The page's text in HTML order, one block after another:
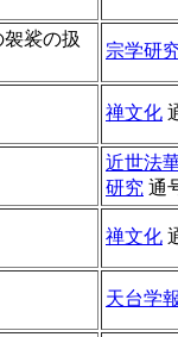
裟の扱
宗学研
禅文化
近世法
研究 通
禅文化
天台学